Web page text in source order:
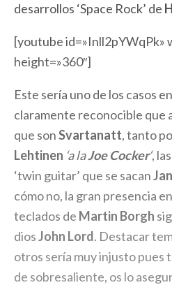
desarrollos ‘Space Rock’ de
[youtube id=»Inll2pYWqPk»
height=»360″]
Este sería uno de los casos
claramente reconocible que
que sonSvartanatt, tanto
Lehtinen ‘a laJoe Cocker‘,
‘twin guitar’ que se sacan
cómo no, la gran presencia
teclados de Martin Borgh
diosJohn Lord. Destacar
otros sería muy injusto pues
de sobresaliente, os lo